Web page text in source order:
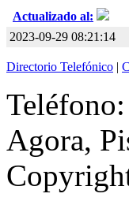
Actualizado al:
2023-09-29 08:21:14
Directorio Telefónico |
Agora,